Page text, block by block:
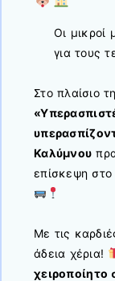
Οι μικροί
για τους
Στο πλαίσιο
Καλύμνου
επίσκεψη
Με τις
άδεια χέρια!
χειροποίητο